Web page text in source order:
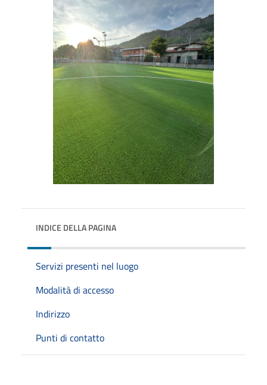
INDICE DELLA PAGINA
Servizi presenti nel luogo
Modalità di accesso
Indirizzo
Punti di contatto